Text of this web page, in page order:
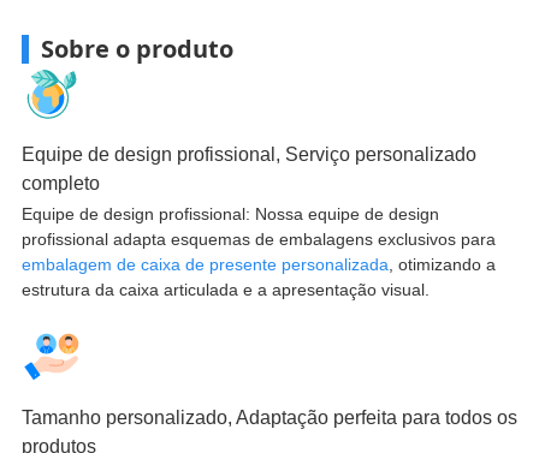
Sobre o produto
Equipe de design profissional, Serviço personalizado
completo
Equipe de design profissional: Nossa equipe de design
profissional adapta esquemas de embalagens exclusivos para
embalagem de caixa de presente personalizada , otimizando a
estrutura da caixa articulada e a apresentação visual.
Tamanho personalizado, Adaptação perfeita para todos os
produtos